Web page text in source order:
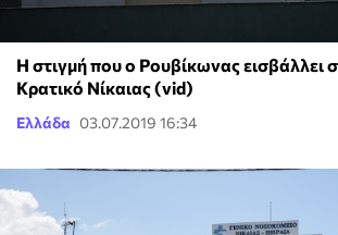
Η στιγμή που ο Ρουβίκωνας εισβάλλει
Κρατικό Νίκαιας (vid)
Ελλάδα 03.07.2019 16:34